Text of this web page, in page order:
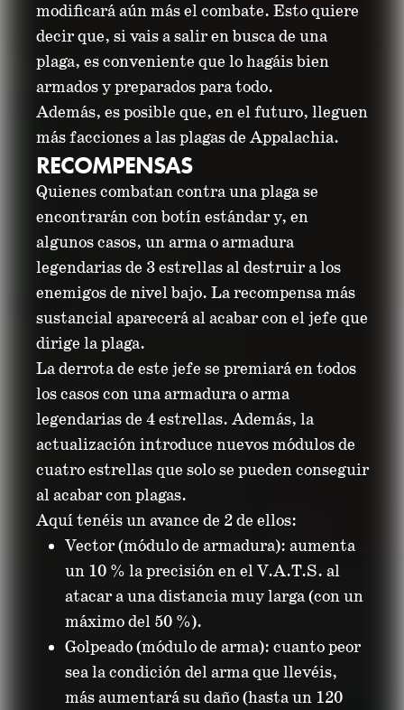
modificará aún más el combate. Esto quiere
decir que, si vais a salir en busca de una
plaga, es conveniente que lo hagáis bien
armados y preparados para todo.
Además, es posible que, en el futuro, lleguen
más facciones a las plagas de Appalachia.
RECOMPENSAS
Quienes combatan contra una plaga se
encontrarán con botín estándar y, en
algunos casos, un arma o armadura
legendarias de 3 estrellas al destruir a los
enemigos de nivel bajo. La recompensa más
sustancial aparecerá al acabar con el jefe que
dirige la plaga.
La derrota de este jefe se premiará en todos
los casos con una armadura o arma
legendarias de 4 estrellas. Además, la
actualización introduce nuevos módulos de
cuatro estrellas que solo se pueden conseguir
al acabar con plagas.
Aquí tenéis un avance de 2 de ellos:
Vector (módulo de armadura): aumenta
un 10 % la precisión en el V.A.T.S. al
atacar a una distancia muy larga (con un
máximo del 50 %).
Golpeado (módulo de arma): cuanto peor
sea la condición del arma que llevéis,
más aumentará su daño (hasta un 120